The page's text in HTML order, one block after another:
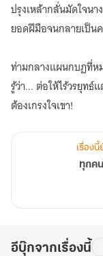
ปรุงเหล้ากลั่นมัดใจนา
ยอดฝีมือจนกลายเป็น
ท่ามกลางแผนกบฏที่ห
รู้ว่า... ต่อให้ไร้วรยุท
ต้องเกรงใจเขา!
เรื่อง
ทุกค
อีบุ๊กจากเรื่องนี้